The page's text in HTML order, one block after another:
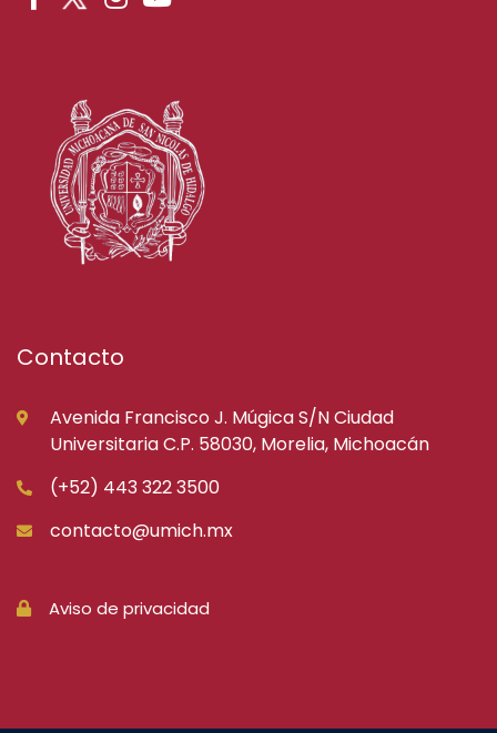
Contacto
Avenida Francisco J. Múgica S/N Ciudad
Universitaria C.P. 58030, Morelia, Michoacán
(+52) 443 322 3500
contacto@umich.mx
Aviso de privacidad